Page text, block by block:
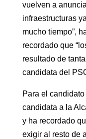
vuelven a
infraestructuras
mucho tiempo”,
recordado que
resultado de
candidata del
Para el
candidata a la
y ha recordado
exigir al resto de